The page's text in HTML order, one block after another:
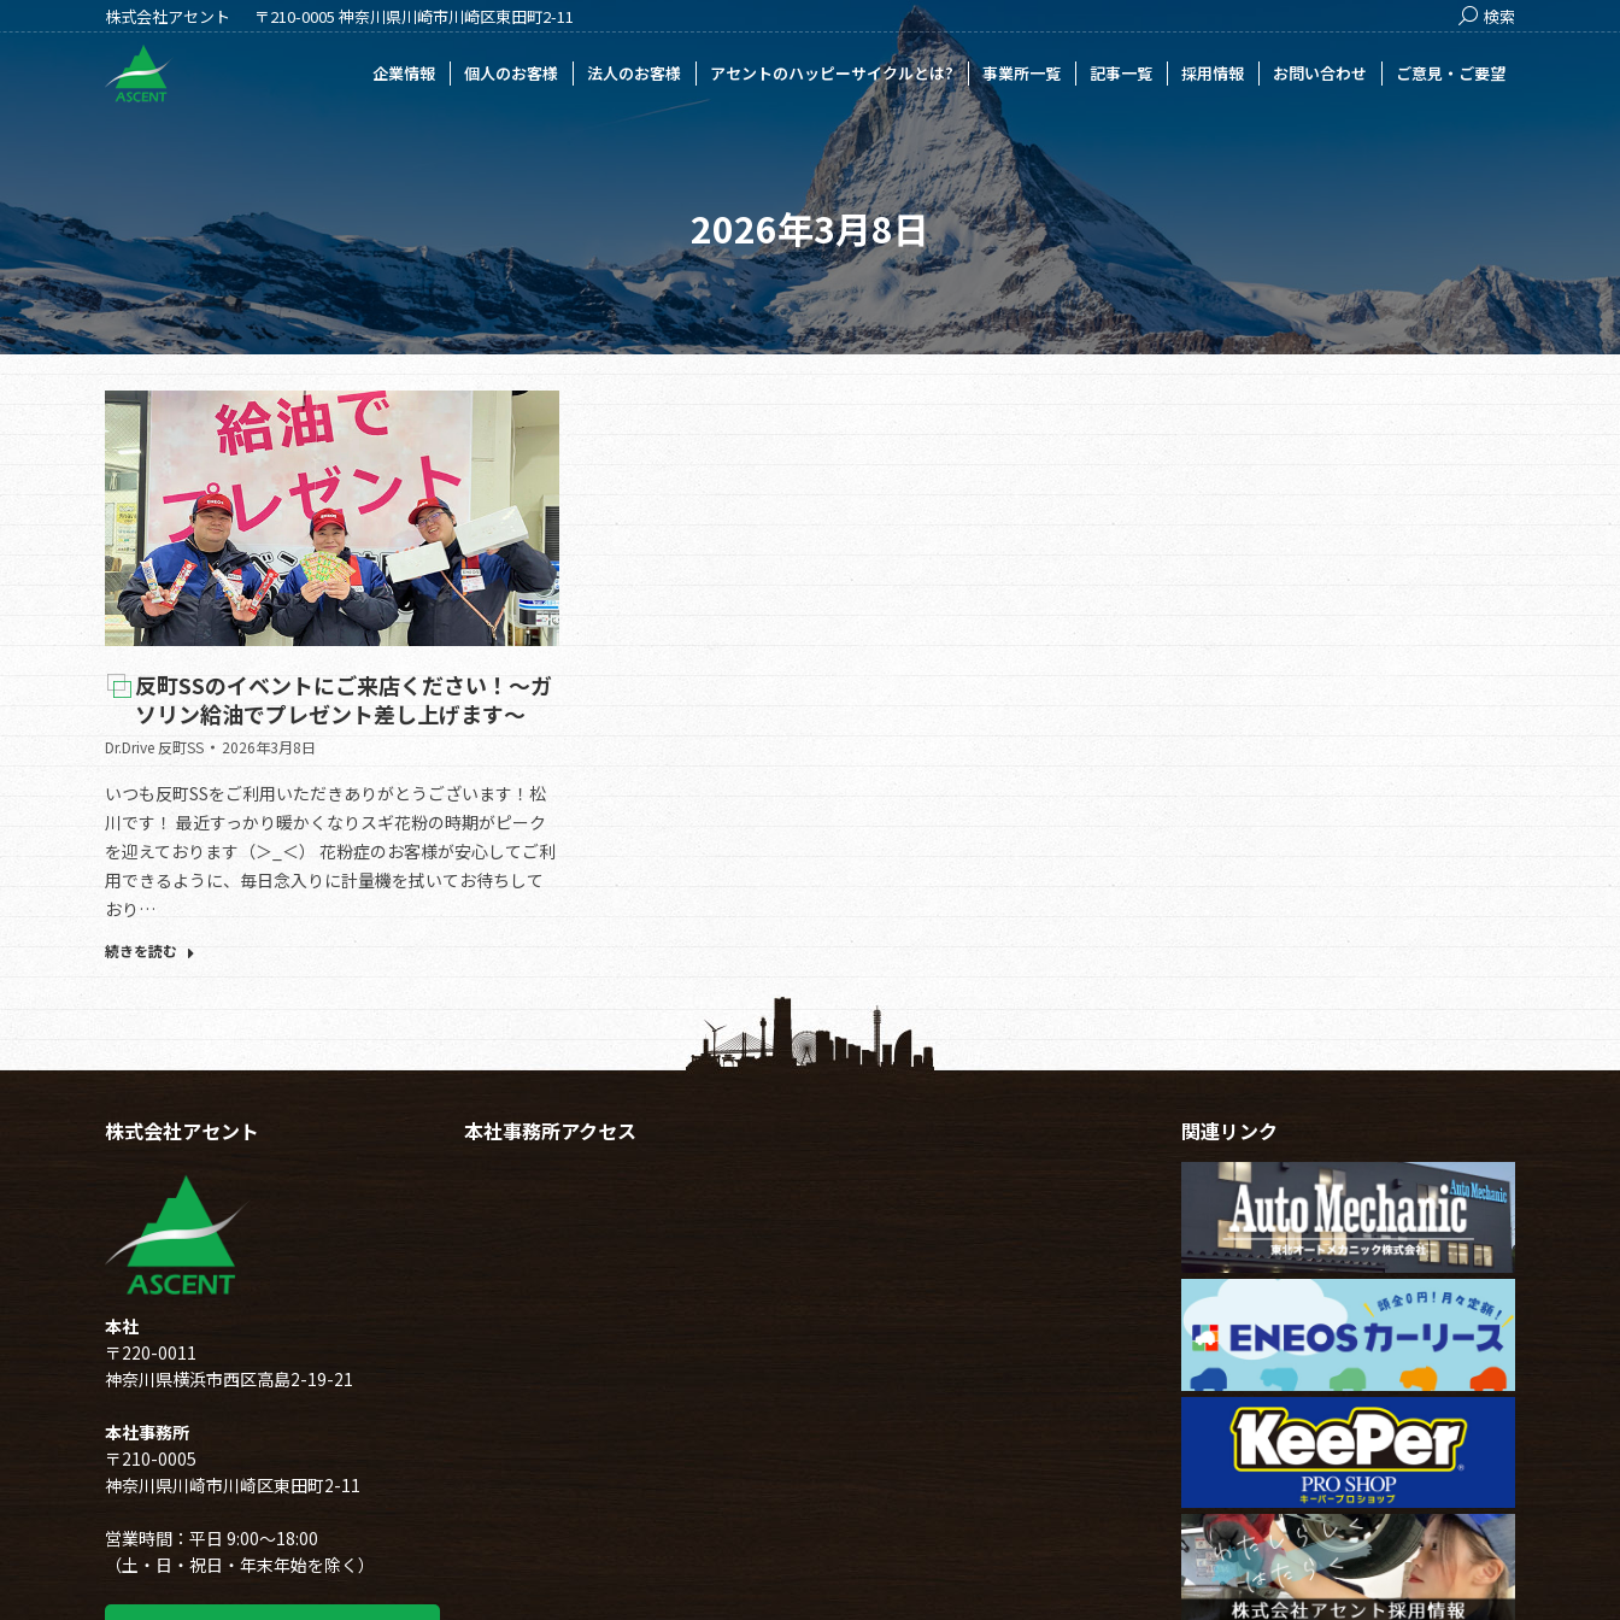
株式会社アセント 〒210-0005 神奈川県川崎市川崎区東田町2-11 Search:
検索
企業情報 個人のお客様 法人のお客様 アセントのハッピーサイクルとは? 事業所一覧 記事一覧 採用情報 お問い合わせ ご意見・ご要望
2026年3月8日
反町SSのイベントにご来店ください！～ガ
ソリン給油でプレゼント差し上げます～
Dr.Drive 反町SS 2026年3月8日
いつも反町SSをご利用いただきありがとうございます！松
川です！ 最近すっかり暖かくなりスギ花粉の時期がピーク
を迎えております（＞_＜） 花粉症のお客様が安心してご利
用できるように、毎日念入りに計量機を拭いてお待ちして
おり…
続きを読む
株式会社アセント
本社
〒220-0011
神奈川県横浜市西区高島2-19-21
本社事務所
〒210-0005
神奈川県川崎市川崎区東田町2-11
営業時間：平日 9:00～18:00
（土・日・祝日・年末年始を除く）
本社事務所アクセス 関連リンク
企業情報 個人のお客様 法人のお客様 事業所一覧